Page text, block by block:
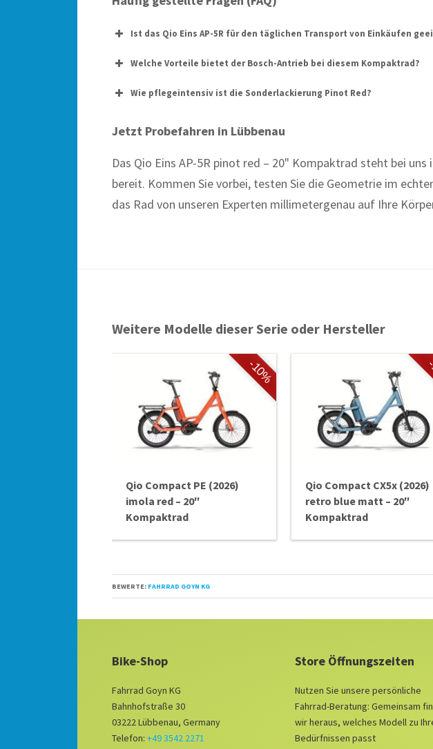
Ist das Qio Eins AP-5R für den täglichen Transport von Einkäufen
Welche Vorteile bietet der Bosch-Antrieb bei diesem Kompaktrad?
Wie pflegeintensiv ist die Sonderlackierung Pinot Red?
Jetzt Probefahren in Lübbenau
Das Qio Eins AP-5R pinot red – 20" Kompaktrad steht bei
bereit. Kommen Sie vorbei, testen Sie die Geometrie im
das Rad von unseren Experten millimetergenau auf Ihre
Weitere Modelle dieser Serie oder Hersteller
-10%
Qio Compact PE (2026)
imola red – 20″
Kompaktrad
Qio Compact CX5x (2026)
retro blue matt – 20″
Kompaktrad
BEWERTE: FAHRRAD GOYN KG
Bike-Shop
Fahrrad Goyn KG
Bahnhofstraße 30
03222 Lübbenau, Germany
Telefon: +49 3542 2271
Store Öffnungszeiten
Nutzen Sie unsere persönliche
Fahrrad-Beratung: Gemeinsam
wir heraus, welches Modell zu
Bedürfnissen passt